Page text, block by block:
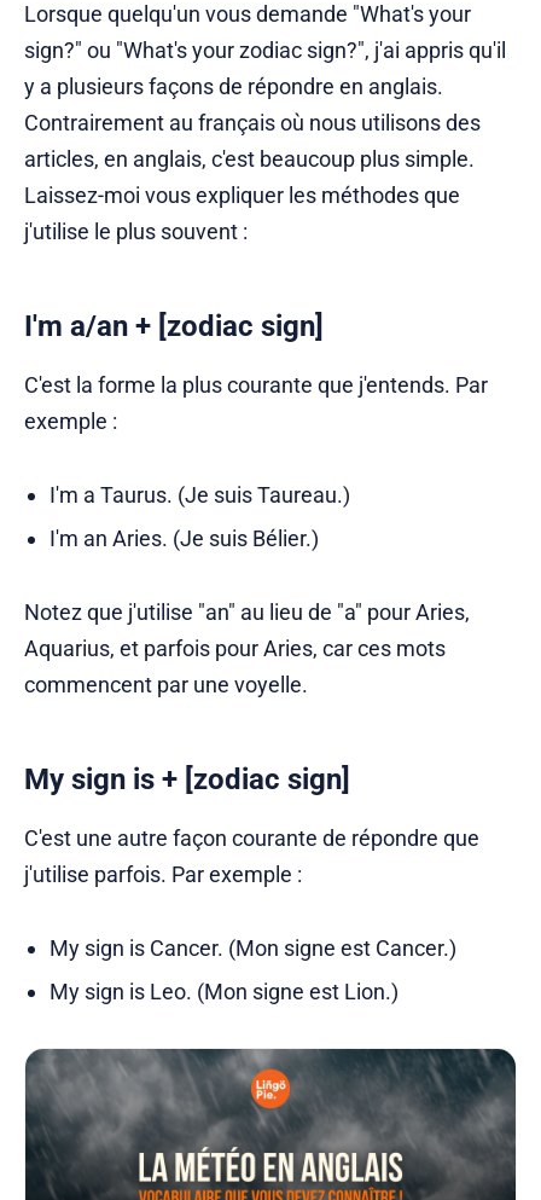
Lorsque quelqu'un vous demande "What's your
sign?" ou "What's your zodiac sign?", j'ai appris qu'il
y a plusieurs façons de répondre en anglais.
Contrairement au français où nous utilisons des
articles, en anglais, c'est beaucoup plus simple.
Laissez-moi vous expliquer les méthodes que
j'utilise le plus souvent :
I'm a/an + [zodiac sign]
C'est la forme la plus courante que j'entends. Par
exemple :
I'm a Taurus. (Je suis Taureau.)
I'm an Aries. (Je suis Bélier.)
Notez que j'utilise "an" au lieu de "a" pour Aries,
Aquarius, et parfois pour Aries, car ces mots
commencent par une voyelle.
My sign is + [zodiac sign]
C'est une autre façon courante de répondre que
j'utilise parfois. Par exemple :
My sign is Cancer. (Mon signe est Cancer.)
My sign is Leo. (Mon signe est Lion.)